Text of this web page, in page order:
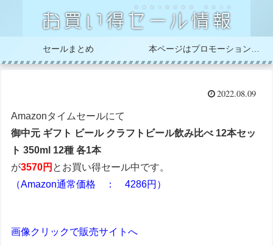
セールまとめ
2022.08.09
Amazonタイムセールにて
御中元 ギフト ビール クラフトビール飲み比べ 12本セッ
ト 350ml 12種 各1本
が3570円 とお買い得セール中です。
（Amazon通常価格 ： 4286円）
画像クリックで販売サイトへ